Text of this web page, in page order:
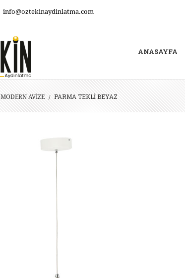
info@oztekinaydinlatma.com
ANASAYFA
MODERN AVİZE / PARMA TEKLİ BEYAZ